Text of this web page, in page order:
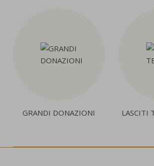
GRANDI DONAZIONI LASCITI